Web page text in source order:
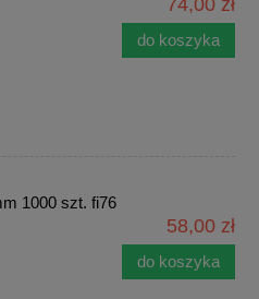
74,00 zł
do koszyka
1000 szt. fi76
58,00 zł
do koszyka